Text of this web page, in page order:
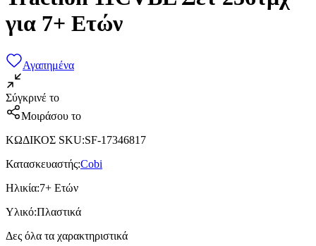
για 7+ Ετών
Αγαπημένα
Σύγκρινέ το
Μοιράσου το
ΚΩΔΙΚΟΣ SKU:SF-17346817
Κατασκευαστής:Cobi
Ηλικία:7+ Ετών
Υλικό:Πλαστικά
Δες όλα τα χαρακτηριστικά